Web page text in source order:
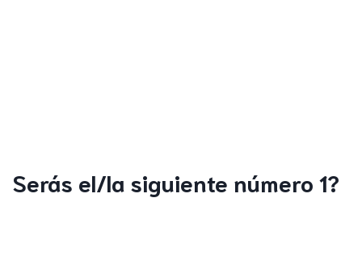
Serás el/la siguiente número 1?